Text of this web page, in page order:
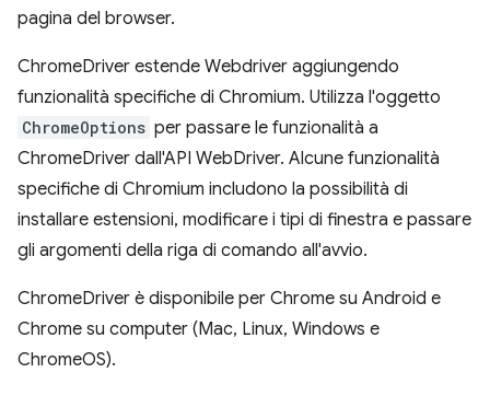
pagina del browser.
ChromeDriver estende Webdriver aggiungendo
funzionalità specifiche di Chromium. Utilizza l'oggetto
ChromeOptions per passare le funzionalità a
ChromeDriver dall'API WebDriver. Alcune funzionalità
specifiche di Chromium includono la possibilità di
installare estensioni, modificare i tipi di finestra e passare
gli argomenti della riga di comando all'avvio.
ChromeDriver è disponibile per Chrome su Android e
Chrome su computer (Mac, Linux, Windows e
ChromeOS).